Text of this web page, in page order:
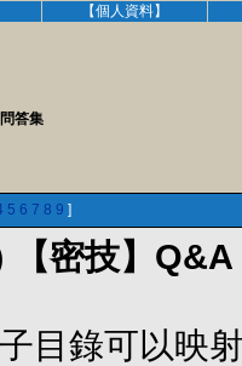
【個人資料】
答集
5 6 7 8 9 ]
【密技】
目錄可以映